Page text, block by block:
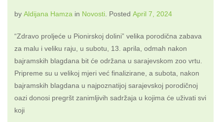
by Aldijana Hamza in Novosti Posted April 7, 2024
“Zdravo proljeće u Pionirskoj dolini” velika porodična zabava
za malu i veliku raju, u subotu, 13. aprila, odmah nakon
bajramskih blagdana bit će održana u sarajevskom zoo vrtu.
Pripreme su u velikoj mjeri već finalizirane, a subota, nakon
bajramskih blagdana u najpoznatijoj sarajevskoj porodičnoj
oazi donosi pregršt zanimljivih sadržaja u kojima će uživati svi
koji